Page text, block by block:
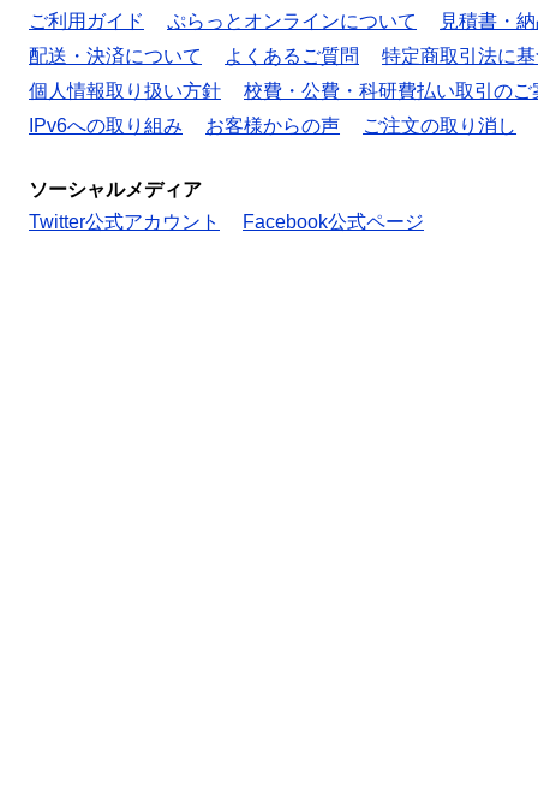
ご利用ガイド
ぷらっとオンラインについて
見積書・
配送・決済について
よくあるご質問
特定商取引法に
個人情報取り扱い方針
校費・公費・科研費払い取引のご
IPv6への取り組み
お客様からの声 ご注文の取り消し
ソーシャルメディア
Twitter公式アカウント
Facebook公式ページ